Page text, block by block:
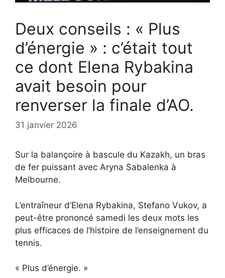
Deux conseils : « Plus
d’énergie » : c’était tout
ce dont Elena Rybakina
avait besoin pour
renverser la finale d’AO.
31 janvier 2026
Sur la balançoire à bascule du Kazakh, un bras
de fer puissant avec Aryna Sabalenka à
Melbourne.
L’entraîneur d’Elena Rybakina, Stefano Vukov, a
peut-être prononcé samedi les deux mots les
plus efficaces de l’histoire de l’enseignement du
tennis.
« Plus d’énergie. »